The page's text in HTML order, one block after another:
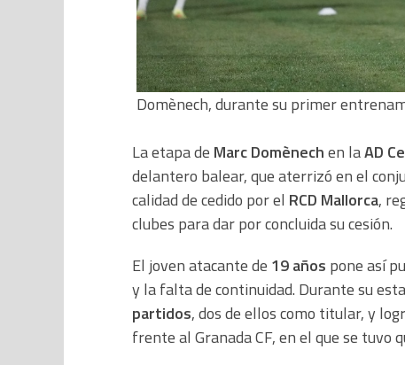
Domènech, durante su primer
La etapa de Marc Domènechen laAD
delantero balear, que aterrizó en el
calidad de cedido por el RCD Mallorca,
clubes para dar por concluida su cesión.
El joven atacante de 19 años pone así
y la falta de continuidad. Durante su
partidos, dos de ellos como titular, y
frente al Granada CF, en el que se tuvo